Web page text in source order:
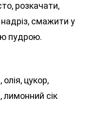
розкачати,
смажити у
пудрою.
цукор,
лимонний сік